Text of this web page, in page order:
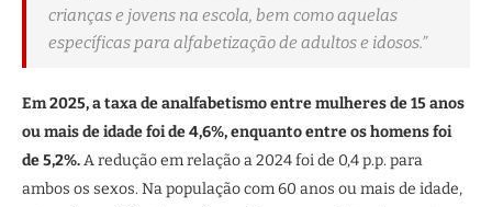
crianças e jovens na escola, bem como aquelas
específicas para alfabetização de adultos e idosos.”
Em 2025, a taxa de analfabetismo entre mulheres de 15 anos
ou mais de idade foi de 4,6%, enquanto entre os homens foi
de 5,2%.A redução em relação a 2024 foi de 0,4 p.p. para
ambos os sexos. Na população com 60 anos ou mais de idade,